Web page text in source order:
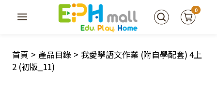
0
首頁 > 產品目錄 > 我愛學語文作業 (附自學配套) 4上
2 (初版_11)